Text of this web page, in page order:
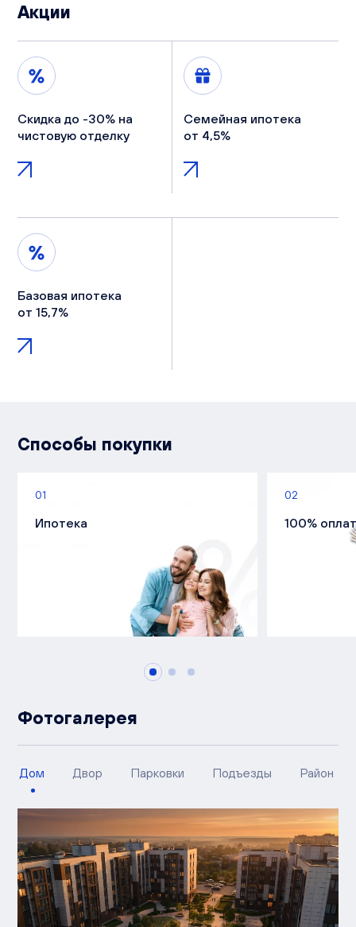
Акции
Скидка до -30% на
чистовую отделку
Семейная ипотека
от 4,5%
Базовая ипотека
от 15,7%
Способы покупки
01
Ипотека
02
100%
Фотогалерея
Дом Двор Парковки Подъезды Район